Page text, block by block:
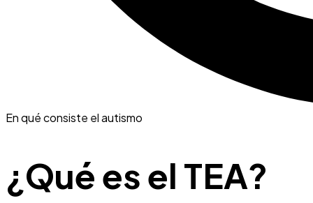
En qué consiste el autismo
¿Qué es el TEA?